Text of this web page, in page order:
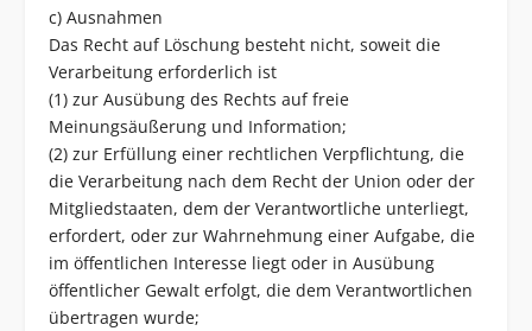
c) Ausnahmen
Das Recht auf Löschung besteht nicht, soweit die
Verarbeitung erforderlich ist
(1) zur Ausübung des Rechts auf freie
Meinungsäußerung und Information;
(2) zur Erfüllung einer rechtlichen Verpflichtung, die
die Verarbeitung nach dem Recht der Union oder der
Mitgliedstaaten, dem der Verantwortliche unterliegt,
erfordert, oder zur Wahrnehmung einer Aufgabe, die
im öffentlichen Interesse liegt oder in Ausübung
öffentlicher Gewalt erfolgt, die dem Verantwortlichen
übertragen wurde;